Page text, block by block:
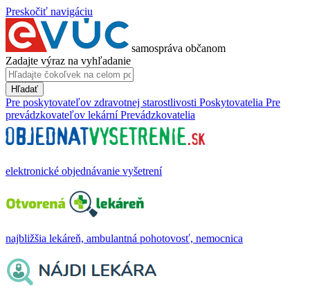
Preskočiť navigáciu
samospráva občanom
Zadajte výraz na vyhľadanie
Hľadať
Pre poskytovateľov zdravotnej starostlivosti Poskytovatelia Pre
prevádzkovateľov lekární Prevádzkovatelia
elektronické objednávanie vyšetrení
najbližšia lekáreň, ambulantná pohotovosť, nemocnica